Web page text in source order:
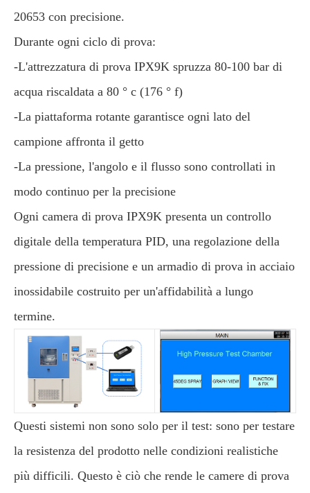
20653 con precisione.
Durante ogni ciclo di prova:
-L'attrezzatura di prova IPX9K spruzza 80-100 bar di
acqua riscaldata a 80 ° c (176 ° f)
-La piattaforma rotante garantisce ogni lato del
campione affronta il getto
-La pressione, l'angolo e il flusso sono controllati in
modo continuo per la precisione
Ogni camera di prova IPX9K presenta un controllo
digitale della temperatura PID, una regolazione della
pressione di precisione e un armadio di prova in acciaio
inossidabile costruito per un'affidabilità a lungo
termine.
Questi sistemi non sono solo per il test: sono per testare
la resistenza del prodotto nelle condizioni realistiche
più difficili. Questo è ciò che rende le camere di prova